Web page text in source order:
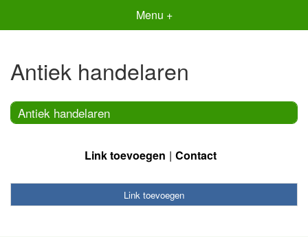
Menu +
Antiek handelaren
Antiek handelaren
Link toevoegen Contact
Link toevoegen